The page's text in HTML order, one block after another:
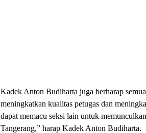
Kadek Anton Budiharta juga berharap
meningkatkan kualitas petugas dan
dapat memacu seksi lain untuk
Tangerang,” harap Kadek Anton Budiharta.